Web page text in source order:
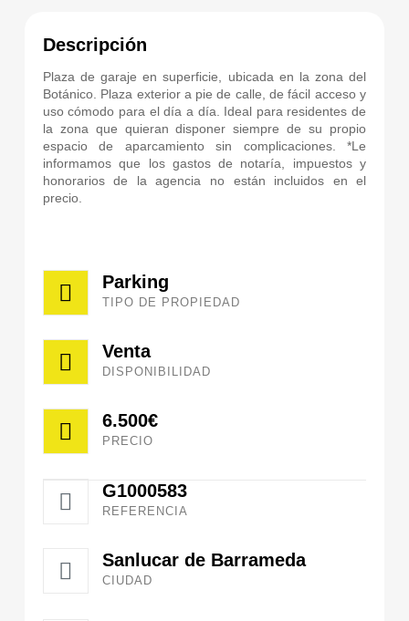
Descripción
Plaza de garaje en superficie, ubicada en la zona del
Botánico. Plaza exterior a pie de calle, de fácil acceso y
uso cómodo para el día a día. Ideal para residentes de
la zona que quieran disponer siempre de su propio
espacio de aparcamiento sin complicaciones. *Le
informamos que los gastos de notaría, impuestos y
honorarios de la agencia no están incluidos en el
precio.
Parking
TIPO DE PROPIEDAD
Venta
DISPONIBILIDAD
6.500€
PRECIO
G1000583
REFERENCIA
Sanlucar de Barrameda
CIUDAD